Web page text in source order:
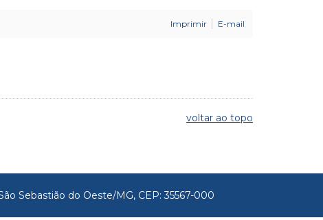
Imprimir E-mail
voltar ao topo
Sebastião do Oeste/MG, CEP: 35567-000